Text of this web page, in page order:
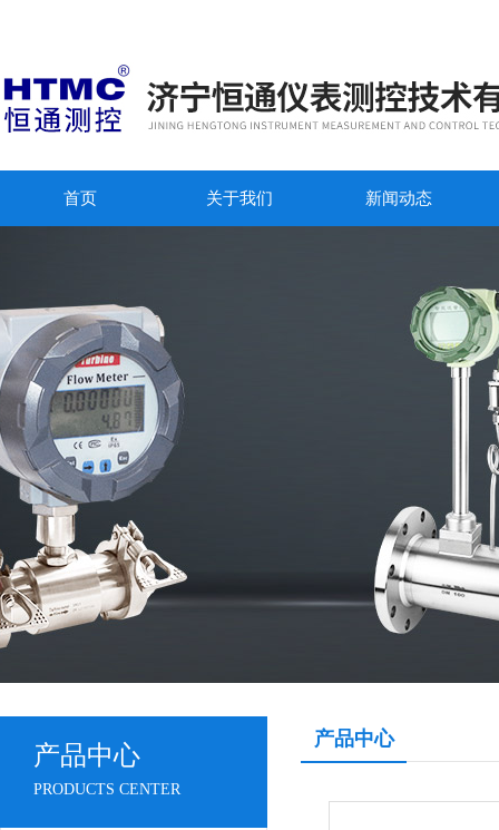
首页 关于我们 新闻动态
产品中心
PRODUCTS CENTER
产品中心